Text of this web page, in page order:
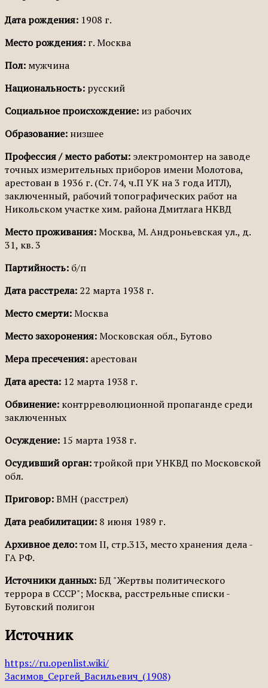
Дата рождения: 1908 г.
Место рождения: г. Москва
Пол: мужчина
Национальность: русский
Социальное происхождение: из рабочих
Образование: низшее
Профессия / место работы: электромонтер на заводе
точных измерительных приборов имени Молотова,
арестован в 1936 г. (Ст. 74, ч.П УК на 3 года ИТЛ),
заключенный, рабочий топографических работ на
Никольском участке хим. района Дмитлага НКВД
Место проживания:Москва, М. Андроньевская ул., д.
31, кв. 3
Партийность: б/п
Дата расстрела: 22 марта 1938 г.
Место смерти:Москва
Место захоронения:Московская обл., Бутово
Мера пресечения: арестован
Дата ареста: 12 марта 1938 г.
Обвинение: контрреволюционной пропаганде среди
заключенных
Осуждение: 15 марта 1938 г.
Осудивший орган:тройкой при УНКВД по Московской
обл.
Приговор:ВМН (расстрел)
Дата реабилитации: 8 июня 1989 г.
Архивное дело:том II, стр.313, место хранения дела -
ГА РФ.
Источники данных:БД "Жертвы политического
террора в СССР"; Москва, расстрельные списки -
Бутовский полигон
Источник
https://ru.openlist.wiki/
Засимов_Сергей_Васильевич_(1908)